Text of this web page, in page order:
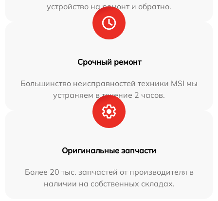
устройство на ремонт и обратно.
Срочный ремонт
Большинство неисправностей техники MSI мы
устраняем в течение 2 часов.
Оригинальные запчасти
Более 20 тыс. запчастей от производителя в
наличии на собственных складах.